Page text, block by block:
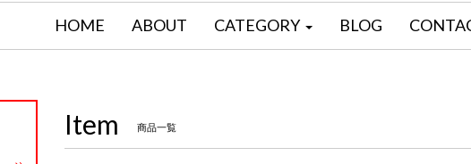
HOME ABOUT CATEGORY BLOG
Item 商品一覧